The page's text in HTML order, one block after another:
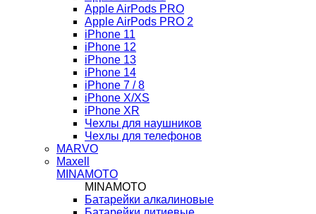
Apple AirPods PRO
Apple AirPods PRO 2
iPhone 11
iPhone 12
iPhone 13
iPhone 14
iPhone 7 / 8
iPhone X/XS
iPhone XR
Чехлы для наушников
Чехлы для телефонов
MARVO
Maxell
MINAMOTO
MINAMOTO
Батарейки алкалиновые